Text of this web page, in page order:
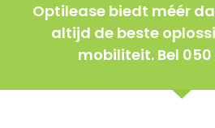
Optilease biedt méér
altijd de beste
mobiliteit. Bel 050